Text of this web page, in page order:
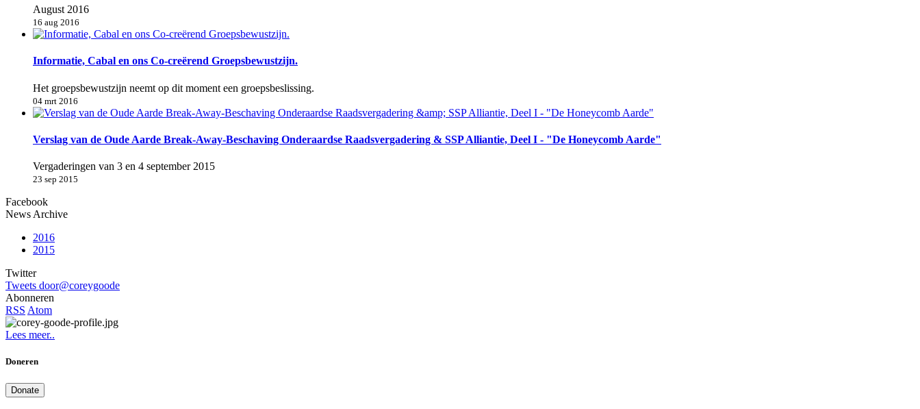
August 2016
16 aug 2016
Informatie, Cabal en ons Co-creërend Groepsbewustzijn.
Het groepsbewustzijn neemt op dit moment een groepsbeslissing.
04 mrt 2016
Verslag van de Oude Aarde Break-Away-Beschaving Onderaardse Raadsvergadering & SSP Alliantie, Deel I - "De Honeycomb Aarde"
Vergaderingen van 3 en 4 september 2015
23 sep 2015
Facebook
News Archive
2016
2015
Twitter
Tweets door@coreygoode
Abonneren
RSS Atom
Lees meer..
Doneren
Donate